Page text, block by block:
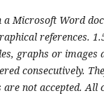
a Microsoft Word
references.
graphs or images
consecutively.
are not accepted. All